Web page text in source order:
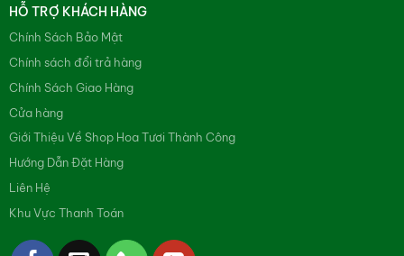
HỖ TRỢ KHÁCH HÀNG
Chính Sách Bảo Mật
Chính sách đổi trả hàng
Chính Sách Giao Hàng
Cửa hàng
Giới Thiệu Về Shop Hoa Tươi Thành Công
Hướng Dẫn Đặt Hàng
Liên Hệ
Khu Vực Thanh Toán